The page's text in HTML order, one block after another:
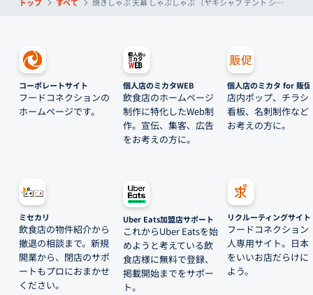
コーポレートサイト
フードコネクションの
ホームページです。
ミセカリ
飲食店の物件紹介から
撤退の相談まで。新規
開業から、閉店のサポ
ートもプロにおまかせ
ください。
個人店のミカタWEB
飲食店のホームページ
制作に特化したWeb制
作。宣伝、集客、広告
をお考えの方に。
Uber Eats加盟店サポート
これからUber Eatsを始
めようと考えている飲
食店様に無料で登録、
掲載開始までをサポー
ト。
個人店のミカタ for 販促
店内ポップ、チラシ
看板、名刺制作など
お考えの方に。
リクルーティングサイト
フードコネクション
人専用サイト。日本
をいいお店だらけに
よう。